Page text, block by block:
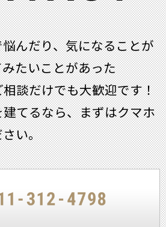
んだり、気になることが
たいことがあった
談だけでも大歓迎です！
てるなら、まずはクマホ
い。